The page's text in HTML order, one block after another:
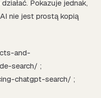
Pokazuje jednak,
nie jest prostą kopią
and-
search/ ;
chatgpt-search/ ;